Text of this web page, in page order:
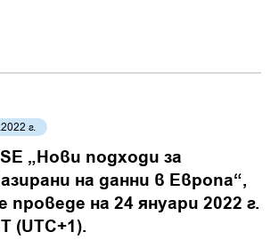
г.
„Нови подходи за
на данни в Европа“,
на 24 януари 2022 г.
(UTC+1).